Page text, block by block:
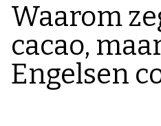
Waarom
cacao,
Engelsen